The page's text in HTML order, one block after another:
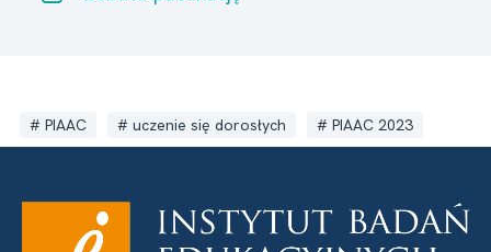
PIAAC uczenie się dorosłych PIAAC 2023